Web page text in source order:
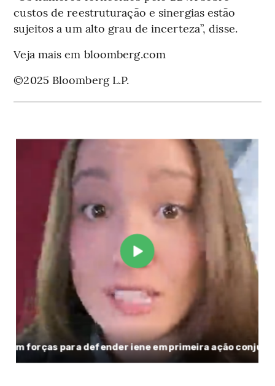
custos de reestruturação e sinergias estão
sujeitos a um alto grau de incerteza”, disse.
Veja mais em bloomberg.com
©2025 Bloomberg L.P.